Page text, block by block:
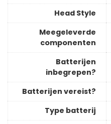
Head Style
Meegeleverde
componenten
Batterijen
inbegrepen?
Batterijen vereist?
Type batterij